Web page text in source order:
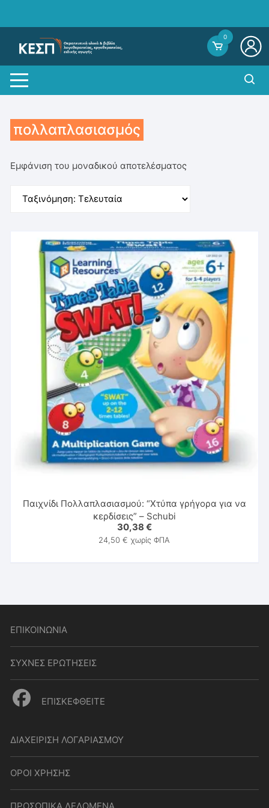
0
πολλαπλασιασμός
Εμφάνιση του μοναδικού αποτελέσματος
Παιχνίδι Πολλαπλασιασμού: “Χτύπα γρήγορα για να
κερδίσεις” – Schubi
30,38 €
24,50€ χωρίς ΦΠΑ
ΕΠΙΚΟΙΝΩΝΙΑ
ΣΥΧΝΕΣ ΕΡΩΤΗΣΕΙΣ
ΕΠΙΣΚΕΦΘΕΙΤΕ
ΔΙΑΧΕΙΡΙΣΗ ΛΟΓΑΡΙΑΣΜΟΥ
ΟΡΟΙ ΧΡΗΣΗΣ